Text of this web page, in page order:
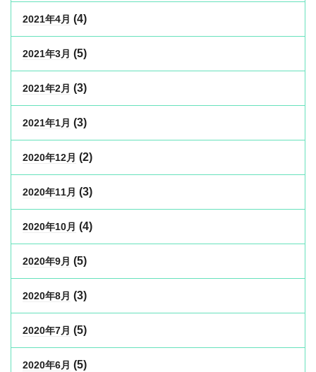
2021年4月 (4)
2021年3月 (5)
2021年2月 (3)
2021年1月 (3)
2020年12月 (2)
2020年11月 (3)
2020年10月 (4)
2020年9月 (5)
2020年8月 (3)
2020年7月 (5)
2020年6月 (5)